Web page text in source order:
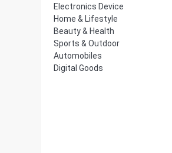
Electronics Device
Home & Lifestyle
Beauty & Health
Sports & Outdoor
Automobiles
Digital Goods